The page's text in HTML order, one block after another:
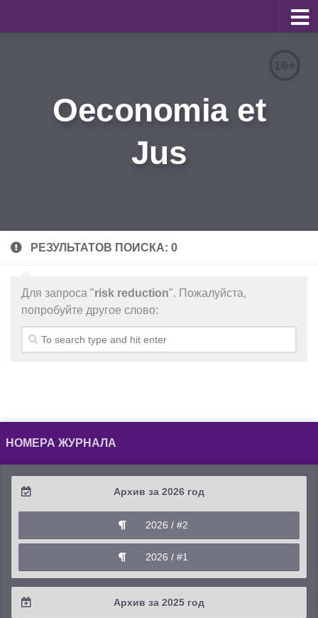
Для авторов
Архив
Oeconomia et
Jus
РЕЗУЛЬТАТОВ ПОИСКА: 0
Для запроса "risk reduction". Пожалуйста,
попробуйте другое слово:
НОМЕРА ЖУРНАЛА
Архив за 2026 год
2026 / #2
2026 / #1
Архив за 2025 год